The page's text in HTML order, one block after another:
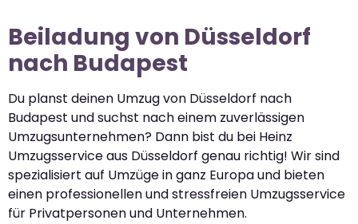
Beiladung von Düsseldorf
nach Budapest
Du planst deinen Umzug von Düsseldorf nach
Budapest und suchst nach einem zuverlässigen
Umzugsunternehmen? Dann bist du bei Heinz
Umzugsservice aus Düsseldorf genau richtig! Wir sind
spezialisiert auf Umzüge in ganz Europa und bieten
einen professionellen und stressfreien Umzugsservice
für Privatpersonen und Unternehmen.